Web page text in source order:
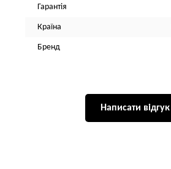
Гарантія
Країна
Бренд
Написати відгук